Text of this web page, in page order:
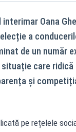
interimar Oana
a
de un număr
care ridică
și
pe rețelele